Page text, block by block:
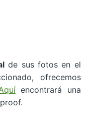
de sus fotos en el
ofrecemos
encontrará una